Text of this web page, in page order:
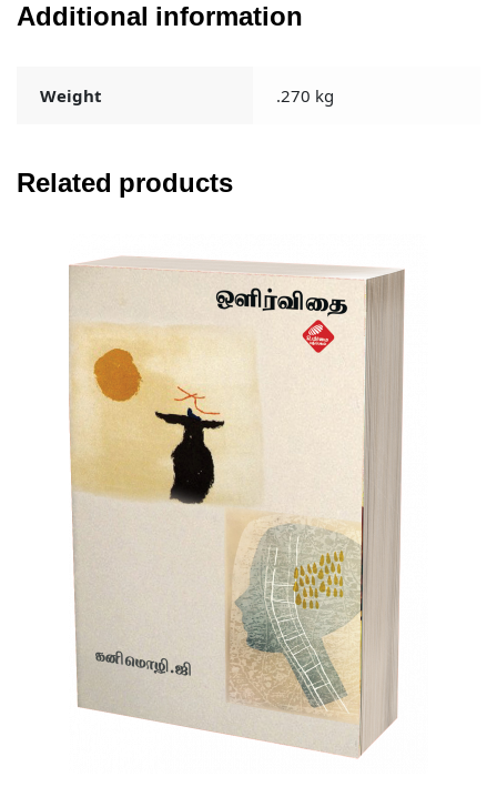
Additional information
Weight .270 kg
Related products